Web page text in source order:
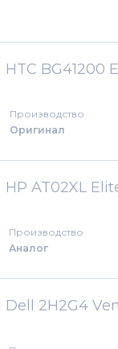
BG41200
Производство
Оригинал
AT02XL
Производство
Аналог
2H2G4